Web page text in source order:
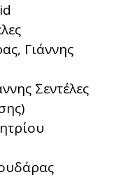
Γιάννης
Σεντέλες